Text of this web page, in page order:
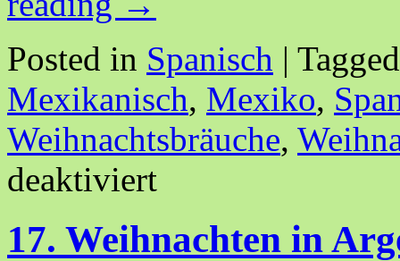
Posted in Spanisch | Tagged
Mexikanisch, Mexiko,
Weihnachtsbräuche,
deaktiviert
17. Weihnachten in